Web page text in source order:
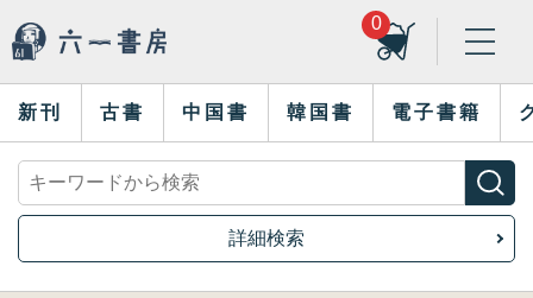
0
新刊 古書 中国書 韓国書 電子書籍
詳細検索